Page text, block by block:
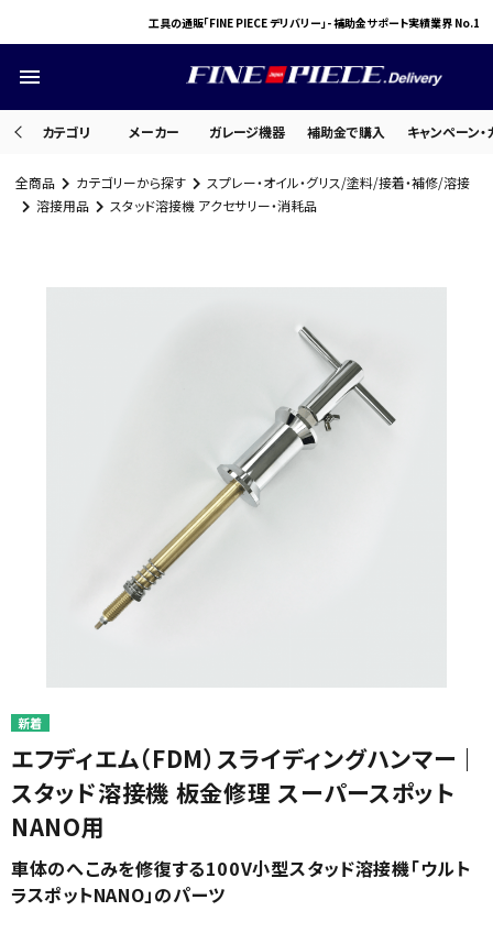
工具の通販「FINE PIECE デリバリー」- 補助金サポート実績業界 No.1
menu
カテゴリ メーカー ガレージ機器 補助金で購入 キャンペーン
search
ACCOUNT MENU
メーカーから選ぶ
ガレージ機器
全商品 カテゴリーから探す
スプレー・オイル・グリス/塗料/接着・補修/溶接
溶接用品
スタッド溶接機 アクセサリー・消耗品
エフディエム（FDM）スライディングハンマー｜
スタッド溶接機 板金修理 スーパースポット
NANO用
車体のへこみを修復する100V小型スタッド溶接機「ウルト
ラスポットNANO」のパーツ